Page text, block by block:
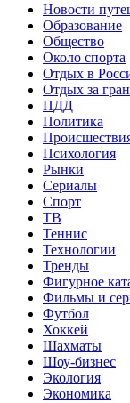
Новости
Образование
Общество
Около спорта
Отдых в
Отдых за
ПДД
Политика
Психология
Рынки
Сериалы
Спорт
ТВ
Теннис
Технологии
Тренды
Фигурное
Фильмы и
Футбол
Хоккей
Шахматы
Шоу-бизнес
Экология
Экономика